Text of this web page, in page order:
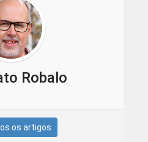
Robalo
os artigos